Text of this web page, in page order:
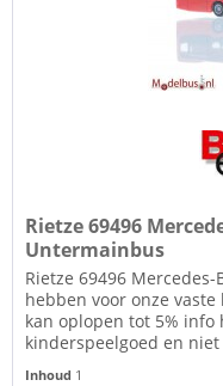
Rietze 69496
Untermainbus
Rietze 69496
hebben voor onze
kan oplopen tot 5% info
kinderspeelgoed en
Inhoud 1